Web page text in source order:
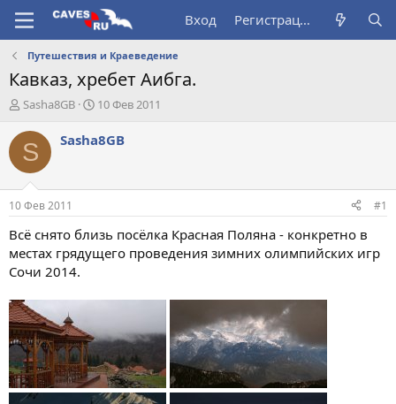
Вход Регистрация
Путешествия и Краеведение
Кавказ, хребет Аибга.
А
т
о
т
е
м
ы
Sasha8GB
Д
т
а
л
10 Фев 2011
S Sasha8GB
10 Фев 2011 #1
Всё снято близь посёлка Красная Поляна - конкретно в
местах грядущего проведения зимних олимпийских игр
Сочи 2014.